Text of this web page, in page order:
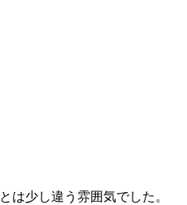
は少し違う雰囲気でした。